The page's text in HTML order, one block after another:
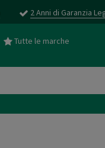
2 Anni di Garanzia
Tutte le marche